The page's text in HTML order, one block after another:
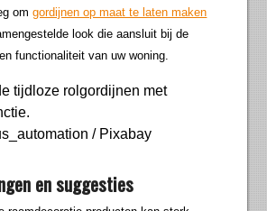
omgordijnen op maat te laten maken
look die aansluit bij de
functionaliteit van uw woning.
/ Pixabay
en suggesties